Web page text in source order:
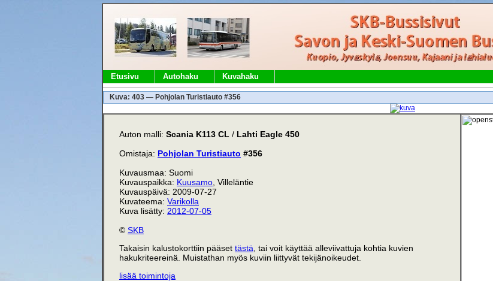
Etusivu Autohaku Kuvahaku
Kuva: 403 — Pohjolan Turistiauto #356
Auton malli: Scania K113 CL / Lahti Eagle 450
Omistaja: Pohjolan Turistiauto #356
Kuvausmaa: Suomi
Kuvauspaikka: Kuusamo , Villeläntie
Kuvauspäivä: 2009-07-27
Kuvateema: Varikolla
Kuva lisätty: 2012-07-05
© SKB
Takaisin kalustokorttiin pääset tästä , tai voit käyttää alleviivattuja kohtia kuvien
hakukriteereinä. Muistathan myös kuviin liittyvät tekijänoikeudet.
lisää toimintoja